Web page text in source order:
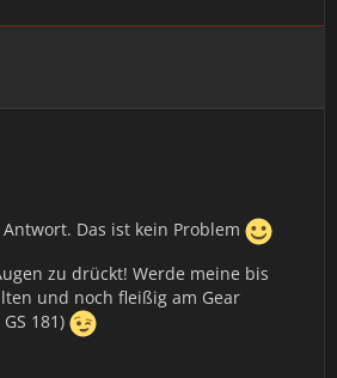
Das ist kein Problem
zu drückt! Werde meine bis
und noch fleißig am Gear
181)